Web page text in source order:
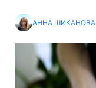
АННА ШИКАНОВА